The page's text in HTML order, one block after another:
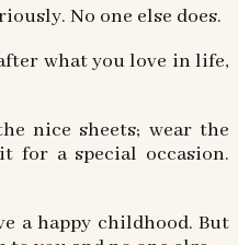
No one else does.
what you love in life,
nice sheets; wear the
for a special occasion.
a happy childhood. But